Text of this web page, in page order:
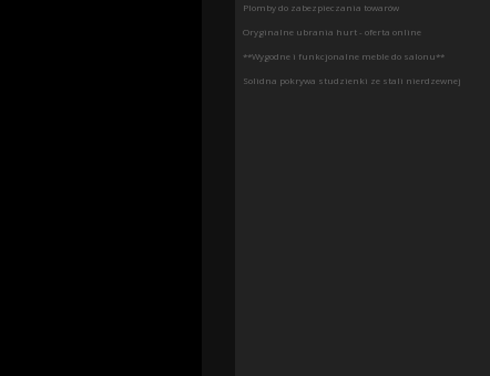
Plomby do zabezpieczania towarów
Oryginalne ubrania hurt - oferta online
**Wygodne i funkcjonalne meble do salonu**
Solidna pokrywa studzienki ze stali nierdzewnej